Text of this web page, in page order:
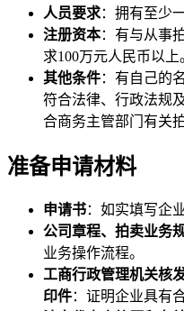
人员要求：拥有至少
注册资本：有与从事
求100万元人民币以上
其他条件：有自己的
符合法律、行政法规
合商务主管部门有关
准备申请材料
申请书：如实填写企
公司章程、拍卖业务
业务操作流程。
工商行政管理机关核
印件：证明企业具有